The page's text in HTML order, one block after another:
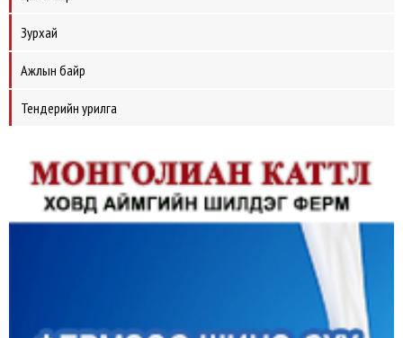
Зурхай
Ажлын байр
Тендерийн урилга